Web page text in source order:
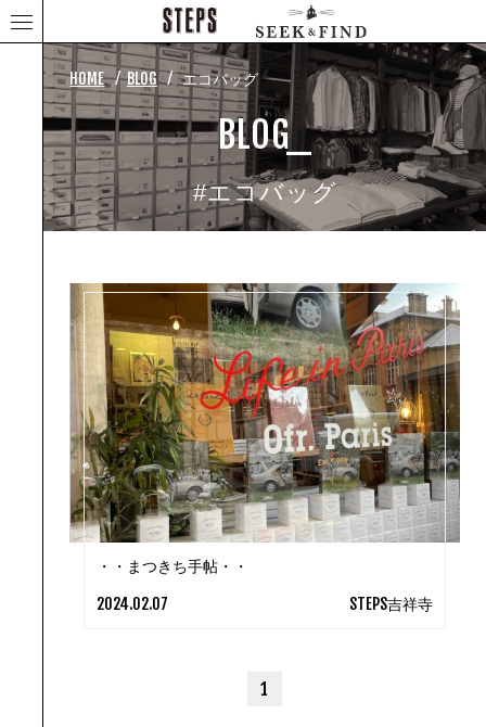
HOME ⁄ BLOG ⁄ エコバッグ
BLOG_
#エコバッグ
・・まつきち手帖・・
2024.02.07 STEPS吉祥寺
1